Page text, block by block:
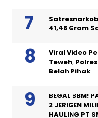
41,48 Gram
Viral Video
Teweh,
Belah Pihak
BEGAL BBM!
2 JERIGEN
HAULING PT